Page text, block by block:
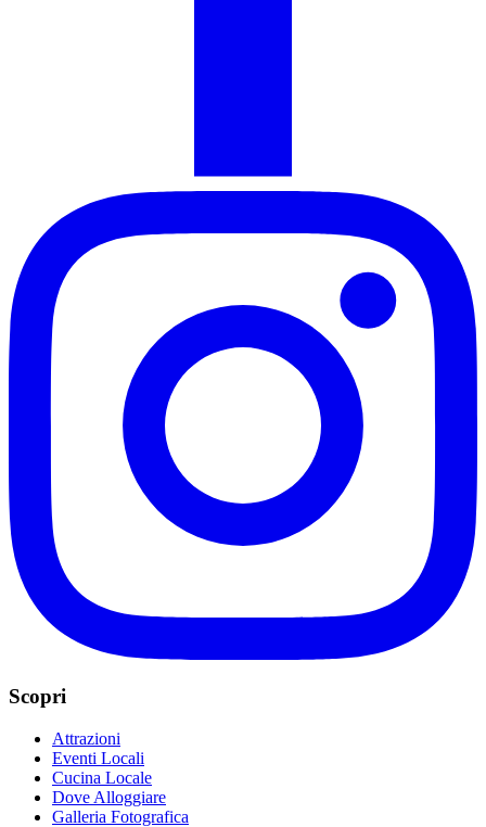
Scopri
Attrazioni
Eventi Locali
Cucina Locale
Dove Alloggiare
Galleria Fotografica